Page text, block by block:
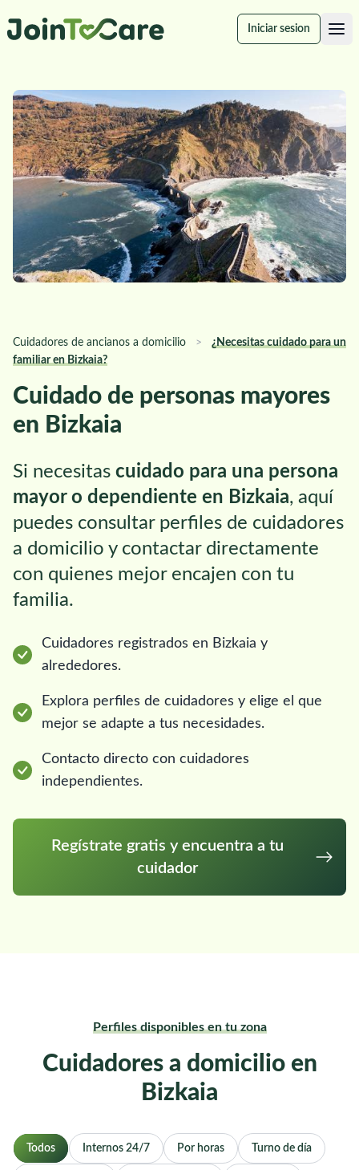
Iniciar sesion
Cuidadores de ancianos a domicilio >
¿Necesitas cuidado para un
familiar en Bizkaia?
Cuidado de personas mayores
en Bizkaia
Si necesitas cuidado para una persona
mayor o dependiente en Bizkaia, aquí
puedes consultar perfiles de cuidadores
a domicilio y contactar directamente
con quienes mejor encajen con tu
familia.
Cuidadores registrados en Bizkaia y
alrededores.
Explora perfiles de cuidadores y elige el que
mejor se adapte a tus necesidades.
Contacto directo con cuidadores
independientes.
Regístrate gratis y encuentra a tu
cuidador
Perfiles disponibles en tu zona
Cuidadores a domicilio en
Bizkaia
Todos Internos 24/7 Por horas Turno de día